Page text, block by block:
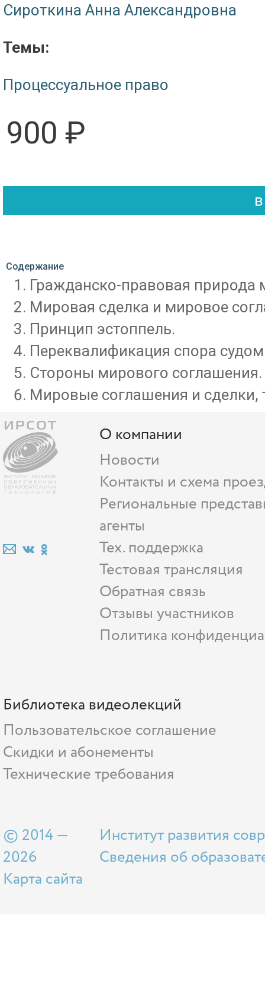
Сироткина Анна Александровна
Темы:
Процессуальное право
900 ₽
Содержание
Гражданско-правовая природа
Мировая сделка и мировое
Принцип эстоппель.
Переквалификация спора
Стороны мирового соглашения.
Мировые соглашения и сделки,
О компании
Новости
Контакты и схема
Региональные
агенты
Тех. поддержка
Тестовая трансляция
Обратная связь
Отзывы участников
Политика
Библиотека видеолекций
Пользовательское соглашение
Скидки и абонементы
Технические требования
© 2014 —
2026
Карта сайта
Институт развития
Сведения об